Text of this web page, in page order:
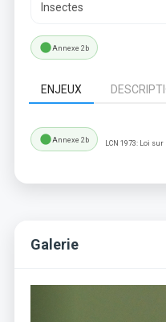
Insectes
lensAnnexe 2b
ENJEUX
lensAnnexe 2b LCN 1973: Loi
Galerie